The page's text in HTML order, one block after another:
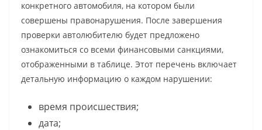
конкретного автомобиля, на котором были
совершены правонарушения. После завершения
проверки автолюбителю будет предложено
ознакомиться со всеми финансовыми санкциями,
отображенными в таблице. Этот перечень включает
детальную информацию о каждом нарушении:
время происшествия;
дата;